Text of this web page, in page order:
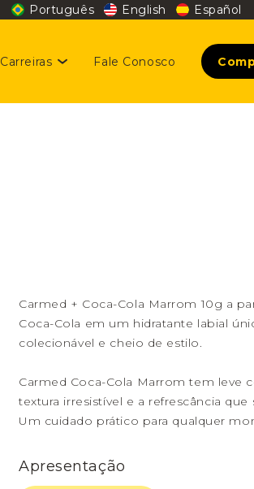
Português English Español
Carreiras Fale Conosco
Carmed + Coca-Cola Marrom 10g a
Coca-Cola em um hidratante labial
colecionável e cheio de estilo.
Carmed Coca-Cola Marrom tem leve
textura irresistível e a refrescância que
Um cuidado prático para qualquer
Apresentação